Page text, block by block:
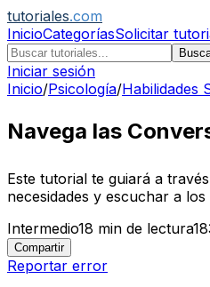
tutoriales.com
InicioCategoríasSolicitar
Iniciar sesión
Inicio/Psicología/Habilidades
Navega las
Este tutorial te guiará a
necesidades y escuchar a
Intermedio18 min de lectura
Compartir
Reportar error